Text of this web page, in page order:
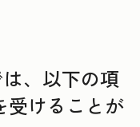
、以下の項
受けることが